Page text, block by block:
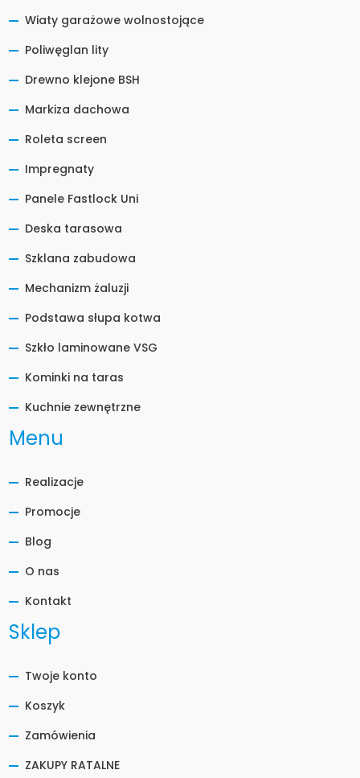
Wiaty garażowe wolnostojące
Poliwęglan lity
Drewno klejone BSH
Markiza dachowa
Roleta screen
Impregnaty
Panele Fastlock Uni
Deska tarasowa
Szklana zabudowa
Mechanizm żaluzji
Podstawa słupa kotwa
Szkło laminowane VSG
Kominki na taras
Kuchnie zewnętrzne
Menu
Realizacje
Promocje
Blog
O nas
Kontakt
Sklep
Twoje konto
Koszyk
Zamówienia
ZAKUPY RATALNE